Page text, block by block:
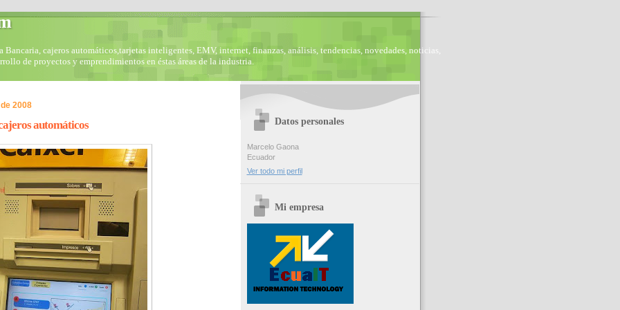
cajeros automáticos,tarjetas inteligentes, EMV, internet, finanzas, análisis, tendencias, novedades, noticias,
de proyectos y emprendimientos en éstas áreas de la industria.
2008
automáticos Datos personales
Marcelo Gaona
Ecuador
Ver todo mi perfil
Mi empresa